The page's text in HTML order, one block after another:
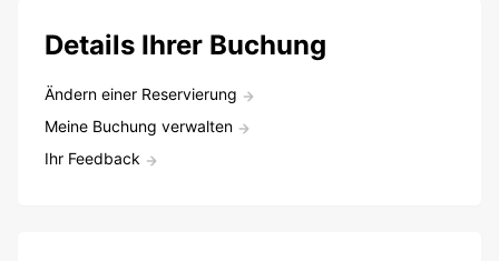
Details Ihrer Buchung
Ändern einer Reservierung
Meine Buchung verwalten
Ihr Feedback